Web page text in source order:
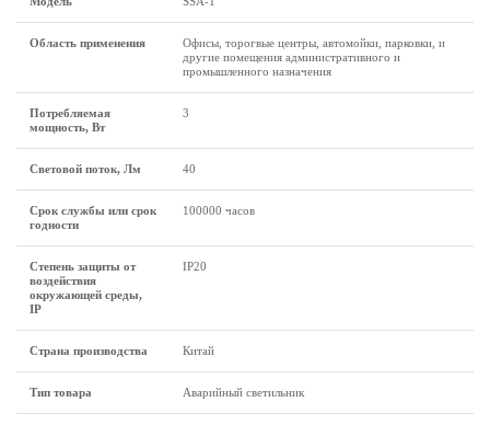
Область применения
Офисы, торогвые центры, автомойки, парковки, и
другие помещения административного и
промышленного назначения
Потребляемая
мощность, Вт
3
Световой поток, Лм 40
Срок службы или срок
годности
100000 часов
Степень защиты от
воздействия
окружающей среды,
IP
IP20
Страна производства Китай
Тип товара Аварийный светильник